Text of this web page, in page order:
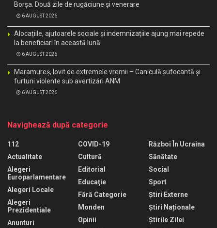
Borșa. Două zile de rugăciune și venerare
6 AUGUST 2026
Alocațiile, ajutoarele sociale și indemnizațiile ajung mai repede
la beneficiari în această lună
6 AUGUST 2026
Maramureș, lovit de extremele vremii – Caniculă sufocantă și
furtuni violente sub avertizări ANM
6 AUGUST 2026
Navighează după categorie
112
Actualitate
Alegeri
Europarlamentare
Alegeri Locale
Alegeri
Prezidentiale
Anunturi
COVID-19
Cultură
Editorial
Educaţie
Fără Categorie
Monden
Opinii
Război În Ucraina
Sănătate
Social
Sport
Știri Externe
Știri Naționale
Știrile Zilei